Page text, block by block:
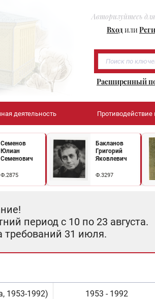
Авторизуйтесь
Входили
Расширенный
деятельность Противодействие
Семенов
Юлиан
Семенович
Ф.2875
Бакланов
Григорий
Яковлевич
Ф.3297
период с 10 по 23 августа.
31 июля.
1953-1992) 1953 - 1992